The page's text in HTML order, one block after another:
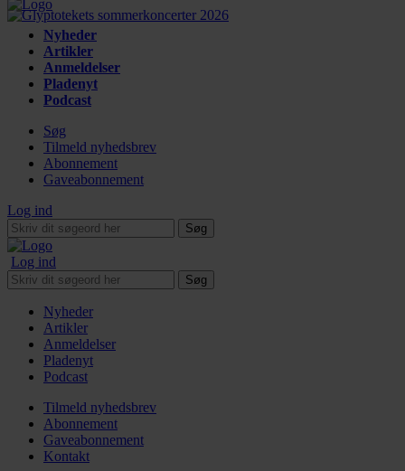
Nyheder
Artikler
Anmeldelser
Pladenyt
Podcast
Søg
Tilmeld nyhedsbrev
Abonnement
Gaveabonnement
Log ind
Søg
Log ind
Søg
Nyheder
Artikler
Anmeldelser
Pladenyt
Podcast
Tilmeld nyhedsbrev
Abonnement
Gaveabonnement
Kontakt